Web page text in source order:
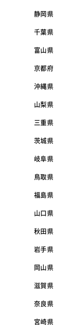
静岡県
千葉県
富山県
京都府
沖縄県
山梨県
三重県
茨城県
岐阜県
鳥取県
福島県
山口県
秋田県
岩手県
岡山県
滋賀県
奈良県
宮崎県